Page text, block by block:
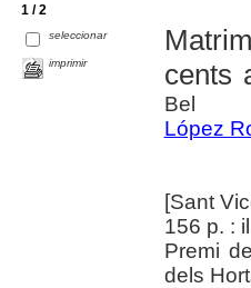
1 / 2
seleccionar
imprimir
cents
Bel
López
[Sant
156 p. :
Premi
dels